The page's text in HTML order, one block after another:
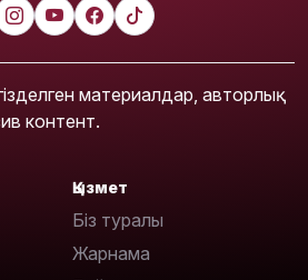
материалдар, авторлық
контент.
Қызмет
Біз туралы
Жарнама